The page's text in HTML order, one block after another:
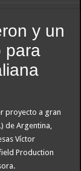
Arizaga
al Congreso contra
el Conurbano:
la encontraron con
de la prisión
joven de 23 años
de un
y un
para
proyecto a gran
de Argentina,
Víctor
Production